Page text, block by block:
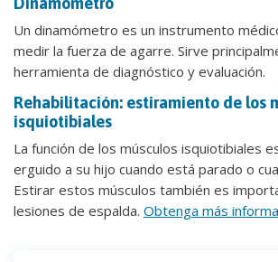
Un dinamómetro es un instrumento
medir la fuerza de agarre. Sirve
herramienta de diagnóstico y evaluación.
Rehabilitación: estiramiento de los
isquiotibiales
La función de los músculos isquiotibiales
erguido a su hijo cuando está parado o
Estirar estos músculos también es
lesiones de espalda. Obtenga más